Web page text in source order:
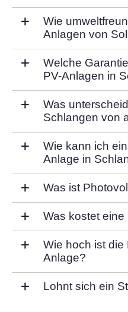
Wie
Anlagen von
Welche
PV-Anlagen in
Was
Schlangen von
Wie kann ich
Anlage in
Was ist
Was kostet eine
Wie hoch ist die
Anlage?
Lohnt sich ein